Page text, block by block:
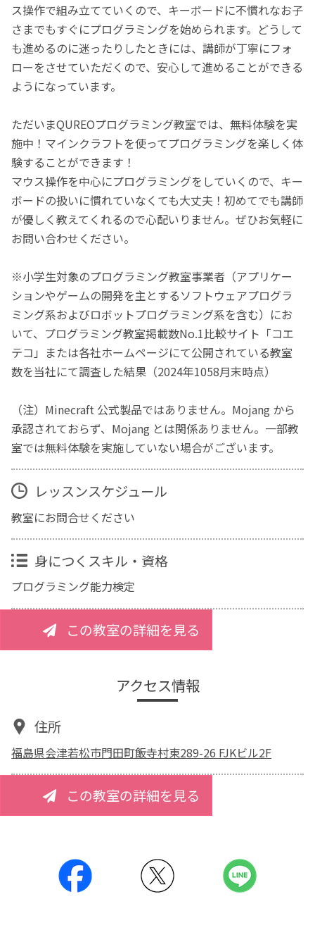
ス操作で組み立てていくので、キーボードに不慣れなお子
さまでもすぐにプログラミングを始められます。どうして
も進めるのに迷ったりしたときには、講師が丁寧にフォ
ローをさせていただくので、安心して進めることができる
ようになっています。
ただいまQUREOプログラミング教室では、無料体験を実
施中！マインクラフトを使ってプログラミングを楽しく体
験することができます！
マウス操作を中心にプログラミングをしていくので、キー
ボードの扱いに慣れていなくても大丈夫！初めてでも講師
が優しく教えてくれるので心配いりません。ぜひお気軽に
お問い合わせください。
※小学生対象のプログラミング教室事業者（アプリケー
ションやゲームの開発を主とするソフトウェアプログラ
ミング系およびロボットプログラミング系を含む）にお
いて、プログラミング教室掲載数No.1比較サイト「コエ
テコ」または各社ホームページにて公開されている教室
数を当社にて調査した結果（2024年1058月末時点）
（注）Minecraft 公式製品ではありません。Mojang から
承認されておらず、Mojang とは関係ありません。一部教
室では無料体験を実施していない場合がございます。
レッスンスケジュール
教室にお問合せください
身につくスキル・資格
プログラミング能力検定
この教室の詳細を見る
アクセス情報
住所
福島県会津若松市門田町飯寺村東289-26 FJKビル2F
この教室の詳細を見る